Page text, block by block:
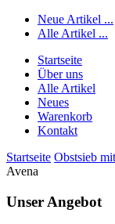
Neue Artikel ...
Alle Artikel ...
Startseite
Über uns
Alle Artikel
Neues
Warenkorb
Kontakt
Startseite Obstsieb
Avena
Unser Angebot